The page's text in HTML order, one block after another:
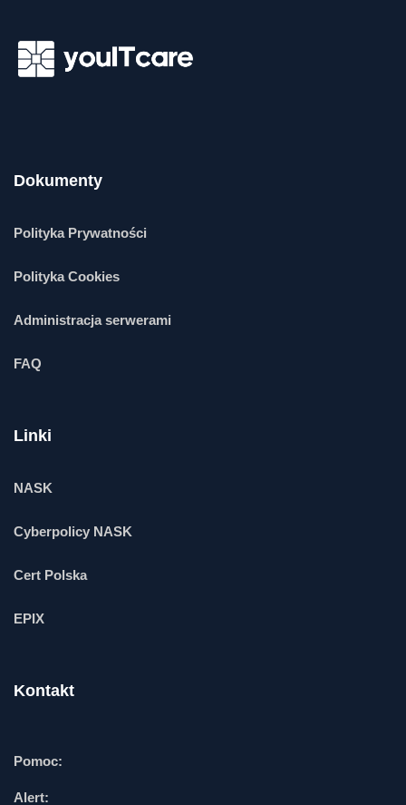
Dokumenty
Polityka Prywatności
Polityka Cookies
Administracja serwerami
FAQ
Linki
NASK
Cyberpolicy NASK
Cert Polska
EPIX
Kontakt
Pomoc:
Alert: